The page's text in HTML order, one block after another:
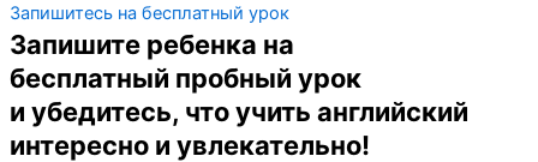
Запишитесь на бесплатный урок
Запишите ребенка на
бесплатный пробный урок
и убедитесь, что учить английский
интересно и увлекательно!